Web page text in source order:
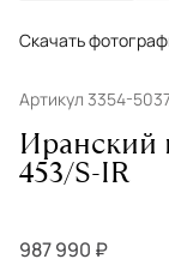
Скачать
Артикул 3354-
Иранский
453/S-IR
987 990 ₽